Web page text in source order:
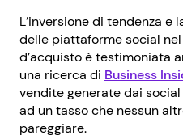
L’inversione di tendenza e
delle piattaforme social
d’acquisto è testimoniata
una ricerca di Business
vendite generate dai
ad un tasso che nessun
pareggiare.